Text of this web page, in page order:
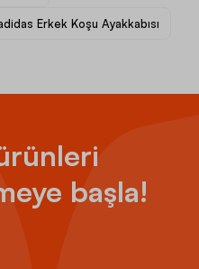
Erkek Koşu Ayakkabısı
başla!